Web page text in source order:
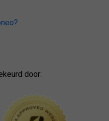
door: